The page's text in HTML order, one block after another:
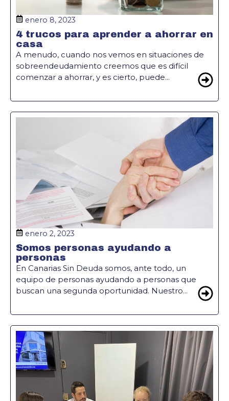
enero 8, 2023
4 trucos para aprender a ahorrar en
casa
A menudo, cuando nos vemos en situaciones de
sobreendeudamiento creemos que es difícil
comenzar a ahorrar, y es cierto, puede...
enero 2, 2023
Somos personas ayudando a
personas
En Canarias Sin Deuda somos, ante todo, un
equipo de personas ayudando a personas que
buscan una segunda oportunidad. Nuestro...